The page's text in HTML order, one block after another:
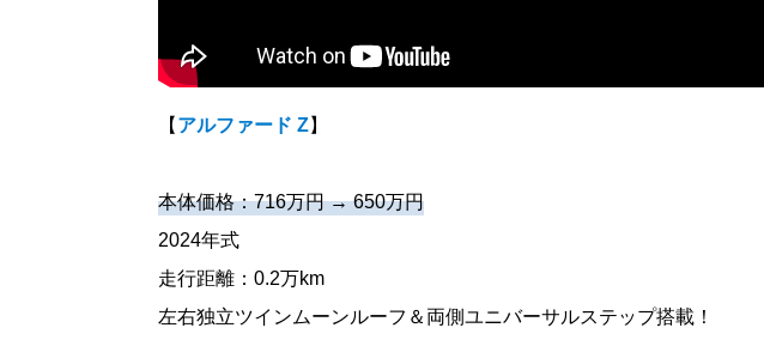
【 アルファード Z】
本体価格：716万円 → 650万円
2024年式
走行距離：0.2万km
左右独立ツインムーンルーフ＆両側ユニバーサルステップ搭載！